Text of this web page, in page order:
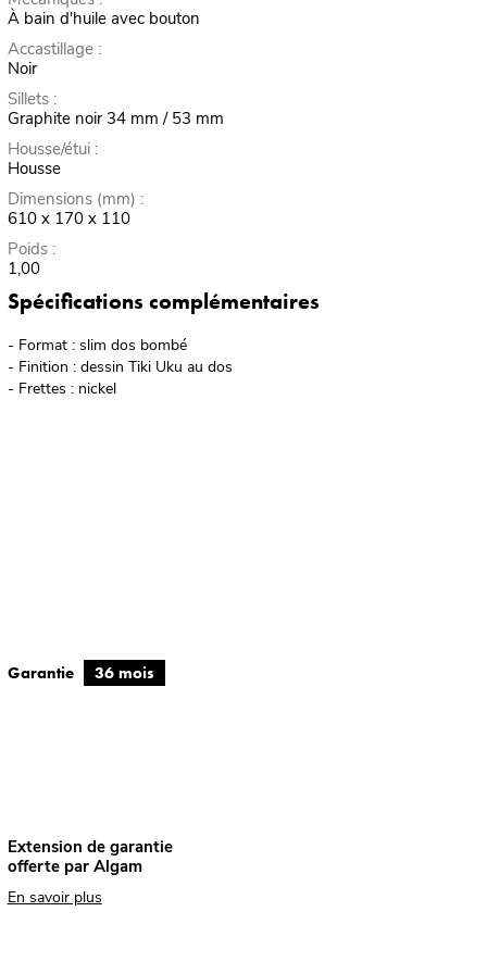
À bain d'huile avec bouton
Accastillage :
Noir
Sillets :
Graphite noir 34 mm / 53 mm
Housse/étui :
Housse
Dimensions (mm) :
610 x 170 x 110
Poids :
1,00
Spécifications complémentaires
- Format : slim dos bombé
- Finition : dessin Tiki Uku au dos
- Frettes : nickel
Garantie 36 mois
Extension de garantie
offerte par Algam
En savoir plus